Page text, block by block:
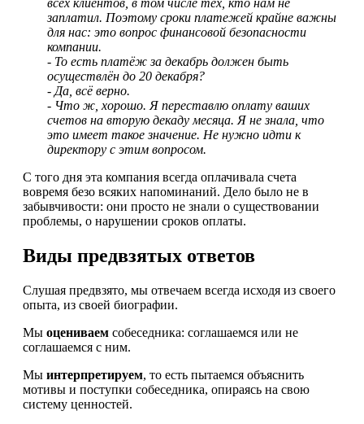
заплатил. Поэтому сроки платежей крайне важны
для нас: это вопрос финансовой безопасности
компании.
- То есть платёж за декабрь должен быть
осуществлён до 20 декабря?
- Да, всё верно.
- Что ж, хорошо. Я переставлю оплату ваших
счетов на вторую декаду месяца. Я не знала, что
это имеет такое значение. Не нужно идти к
директору с этим вопросом.
С того дня эта компания всегда оплачивала счета
вовремя безо всяких напоминаний. Дело было не в
забывчивости: они просто не знали о существовании
проблемы, о нарушении сроков оплаты.
Виды предвзятых ответов
Слушая предвзято, мы отвечаем всегда исходя из своего
опыта, из своей биографии.
Мы оцениваем собеседника: соглашаемся или не
соглашаемся с ним.
Мы интерпретируем, то есть пытаемся объяснить
мотивы и поступки собеседника, опираясь на свою
систему ценностей.